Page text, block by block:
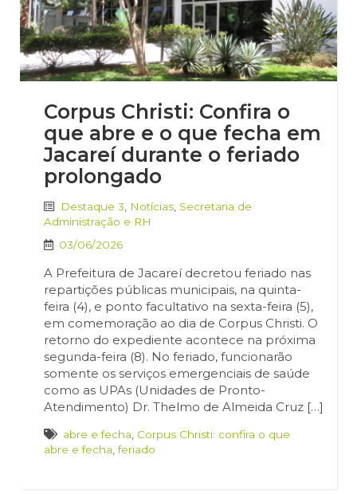
Corpus Christi: Confira o
que abre e o que fecha em
Jacareí durante o feriado
prolongado
Destaque 3 Notícias Secretaria de
Administração e RH
03/06/2026
A Prefeitura de Jacareí decretou feriado nas
repartições públicas municipais, na quinta-
feira (4), e ponto facultativo na sexta-feira (5),
em comemoração ao dia de Corpus Christi. O
retorno do expediente acontece na próxima
segunda-feira (8). No feriado, funcionarão
somente os serviços emergenciais de saúde
como as UPAs (Unidades de Pronto-
Atendimento) Dr. Thelmo de Almeida Cruz […]
abre e fecha Corpus Christi: confira o que
abre e fecha ,feriado